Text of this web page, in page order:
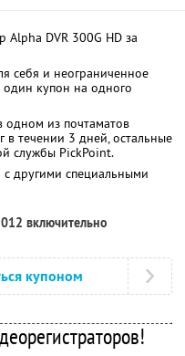
Alpha DVR 300G HD за
себя и неограниченное
один купон на одного
одном из почтаматов
в течении 3 дней, остальные
службы PickPoint.
другими специальными
включительно
купоном